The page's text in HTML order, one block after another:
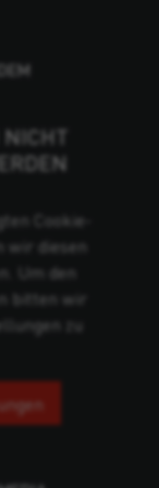
Cookie-
wir diesen
Um den
bitten wir
zu